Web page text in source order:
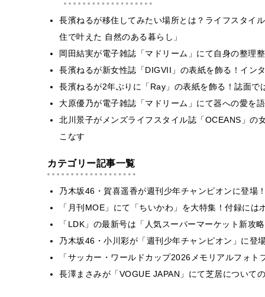
長濱ねるが移住してみたい場所とは？ライフスタイ
住で叶えた 自然のある暮らし」
岡田結実が電子雑誌「マドリーム」にて自身の整理
長濱ねるが新女性誌「DIGVII」の表紙を飾る！イン
長濱ねるが2年ぶりに「Ray」の表紙を飾る！誌面
大原優乃が電子雑誌「マドリーム」にて器への愛を
北川景子がメンズライフスタイル誌「OCEANS」の
こなす
カテゴリー記事一覧
乃木坂46・賀喜遥香が週刊少年チャンピオンに登
「月刊MOE」にて「ちいかわ」を大特集！付録に
「LDK」の最新号は「人気スーパーマーケット新
乃木坂46・小川彩が「週刊少年チャンピオン」に
「サッカー・ワールドカップ2026メモリアルフォ
長澤まさみが「VOGUE JAPAN」にて芝居について